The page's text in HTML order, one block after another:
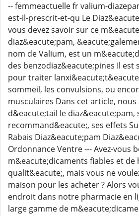
-- femmeactuelle fr valium-
est-il-prescrit-et-qu Le
vous devez savoir sur ce
diaz&eacute;pam,
nom de Valium, est un
des benzodiaz&eacute;pines Il
pour traiter
sommeil, les convulsions, ou
musculaires Dans cet article,
d&eacute;tail le diaz&eacute;pam,
recommand&eacute;, ses effets
Rabais Diaz&eacute;pam
Ordonnance Ventre --- Avez-vous
m&eacute;dicaments fiables et de
qualit&eacute;, mais vous ne
maison pour les acheter ? Alors
endroit dans notre pharmacie en
large gamme de